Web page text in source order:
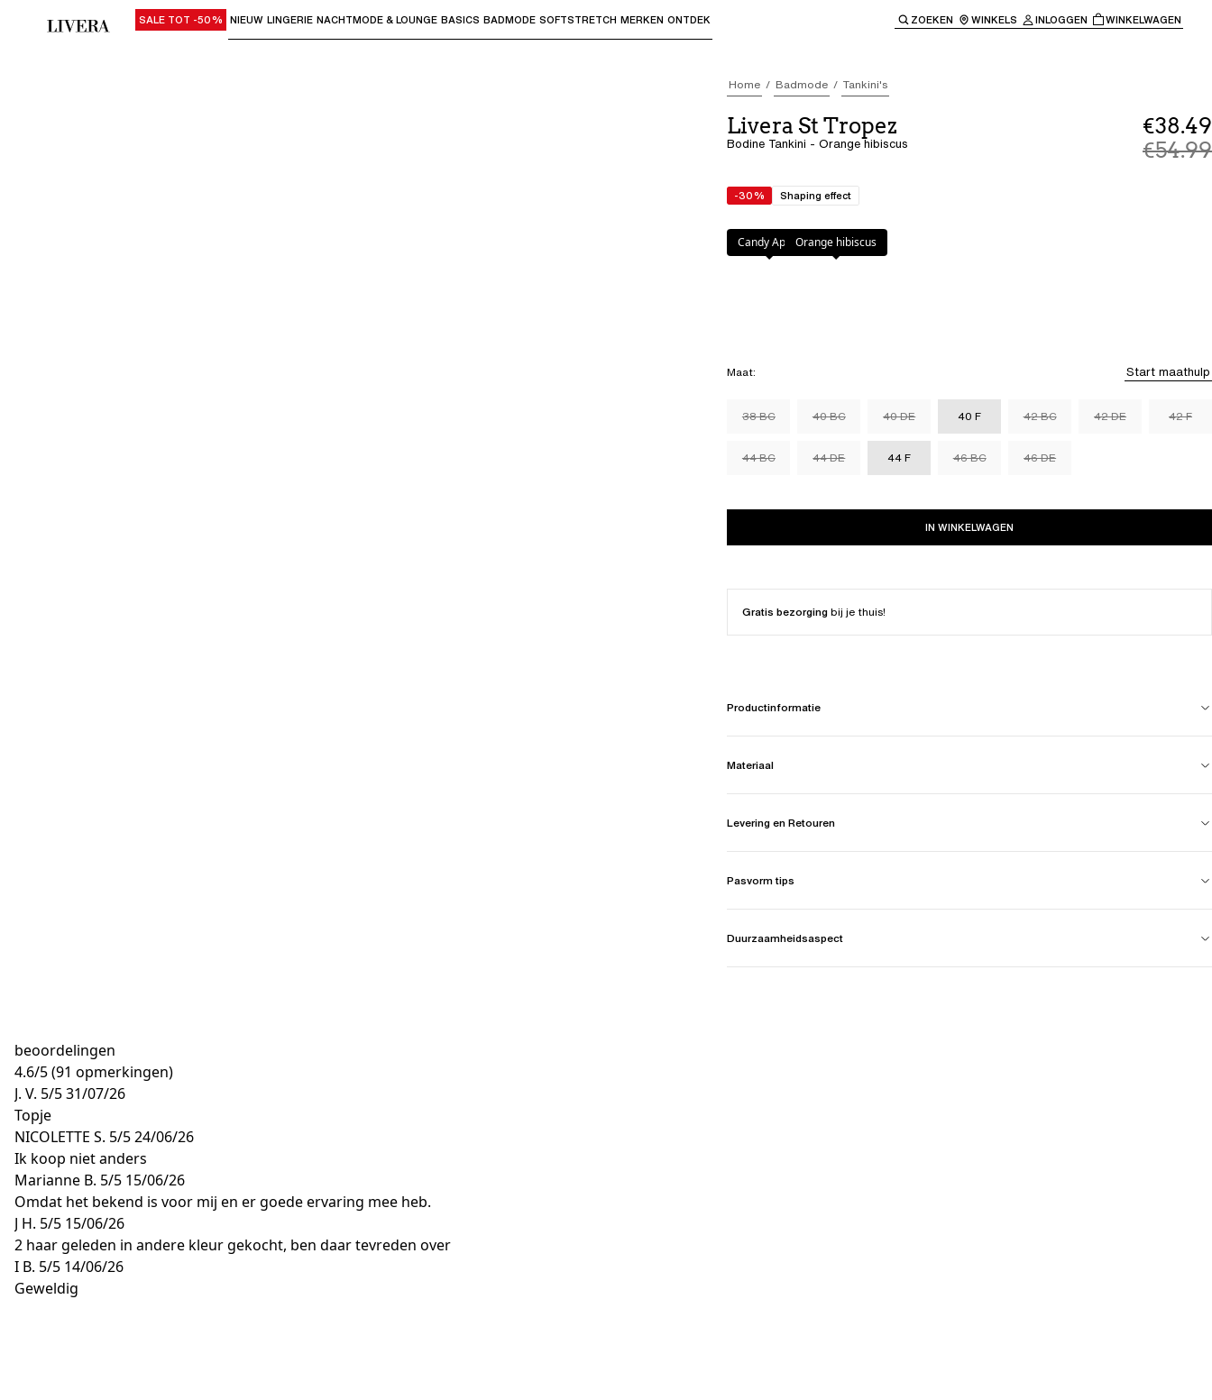
Gebruik "Pijl omlaag" of "Enter" om submenu's te openen en "Pijl omhoog" of "Escape" om terug te keren naar de hoofdnavigatie.
SALE TOT -50% NIEUW LINGERIE NACHTMODE & LOUNGE BASICS BADMODE SOFTSTRETCH MERKEN ONTDEK ZOEKEN WINKELS INLOGGEN WINKELWAGEN
Home Badmode Tankini's
Livera St Tropez
Bodine Tankini - Orange hibiscus
€38.49
€54.99
-30% Shaping effect
Kleur:Orange hibiscus
Candy AppleOrange hibiscus
Maat: Start maathulp
38 BC 40 BC 40 DE 40 F 42 BC 42 DE 42 F
44 BC 44 DE 44 F 46 BC 46 DE
IN WINKELWAGEN
Gratis bezorgingbij je thuis!
Productinformatie
Materiaal
Levering en Retouren
Pasvorm tips
Duurzaamheidsaspect
beoordelingen
4.6/5(91 opmerkingen)
J. V. 5/531/07/26
Topje
NICOLETTE S. 5/524/06/26
Ik koop niet anders
Marianne B. 5/5 15/06/26
Omdat het bekend is voor mij en er goede ervaring mee heb.
J H. 5/5 15/06/26
2 haar geleden in andere kleur gekocht, ben daar tevreden over
I B. 5/5 14/06/26
Geweldig